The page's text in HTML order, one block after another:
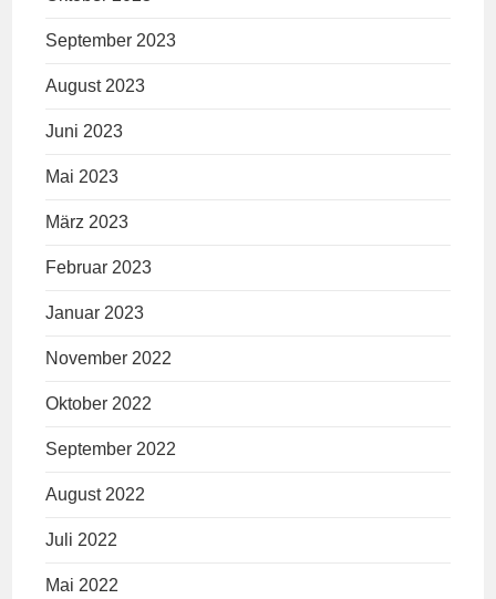
September 2023
August 2023
Juni 2023
Mai 2023
März 2023
Februar 2023
Januar 2023
November 2022
Oktober 2022
September 2022
August 2022
Juli 2022
Mai 2022